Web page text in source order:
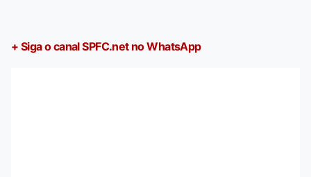
+ Siga o canal SPFC.net no WhatsApp